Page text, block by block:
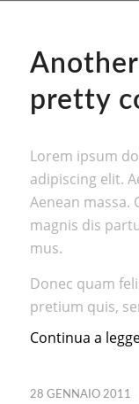
pretty
Lorem ipsum
adipiscing elit.
Aenean massa.
magnis dis
mus.
Donec quam
pretium quis,
Continua a
28 GENNAIO 2011